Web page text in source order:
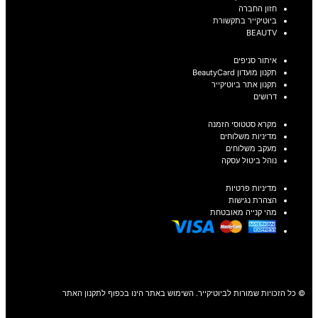
חזון החברה
ביוטיקייר בתקשורת
BEAUTV
איתור סניפים
תקנון מועדון BeautyCard
תקנון אתר ביוטיקייר
דרושים
מקרא סטטוסי הזמנה
מדיניות משלוחים
מעקב משלוחים
נוהל ביטול עסקה
מדיניות פרטיות
הצהרת נגישות
מהי קנייה מאובטחת
© כל הזכויות שמורות לביוטיקייר. השימוש באתר הינו בכפוף לתקנון האתר